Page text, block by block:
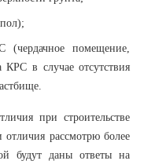
помещение,
в случае отсутствия
при строительстве
рассмотрю более
будут даны ответы на